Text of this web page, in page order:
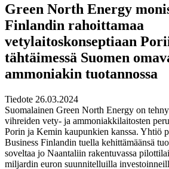
Green North Energy
Finlandin rahoittamaa
vetylaitoskonseptiaan
tähtäimessä Suomen
ammoniakin tuotannossa
Tiedote 26.03.2024
Suomalainen Green North Energy on
vihreiden vety- ja ammoniakkilaitosten
Porin ja Kemin kaupunkien kanssa. Yhtiö
Business Finlandin tuella kehittämäänsä
soveltaa jo Naantaliin rakentuvassa
miljardin euron suunnitelluilla